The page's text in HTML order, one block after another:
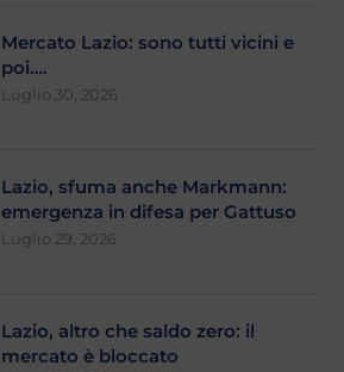
Mercato Lazio: sono tutti vicini e
poi….
Luglio 30, 2026
Lazio, sfuma anche Markmann:
emergenza in difesa per Gattuso
Luglio 29, 2026
Lazio, altro che saldo zero: il
mercato è bloccato